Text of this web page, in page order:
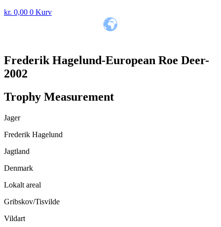
kr. 0,00 0 Kurv
Frederik Hagelund-European Roe Deer-
2002
Trophy Measurement
Jager
Frederik Hagelund
Jagtland
Denmark
Lokalt areal
Gribskov/Tisvilde
Vildart